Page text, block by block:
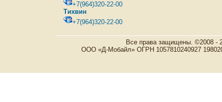
+7(964)320-22-00
Тихвин
+7(964)320-22-00
Все права защищены. ©2008 -
ООО «Д-Мобайл» ОГРН 1057810240927